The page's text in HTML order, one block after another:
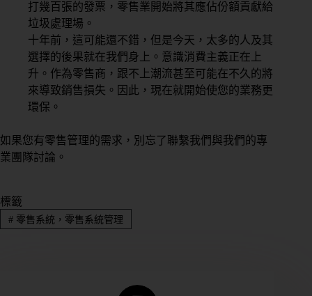
打幾百張的發票，零售業開始將其應佔份額貢獻給
垃圾處理場。
十年前，這可能還不錯，但是今天，太多的人及其
選擇的後果就在我們身上。意識消費主義正在上
升。作為零售商，跟不上潮流甚至可能在不久的將
來導致銷售損失。因此，現在就開始使您的業務更
環保。
如果您有零售管理的需求，別忘了聯繫我們與我們的專
業團隊討論。
標籤
#零售系統，零售系統管理